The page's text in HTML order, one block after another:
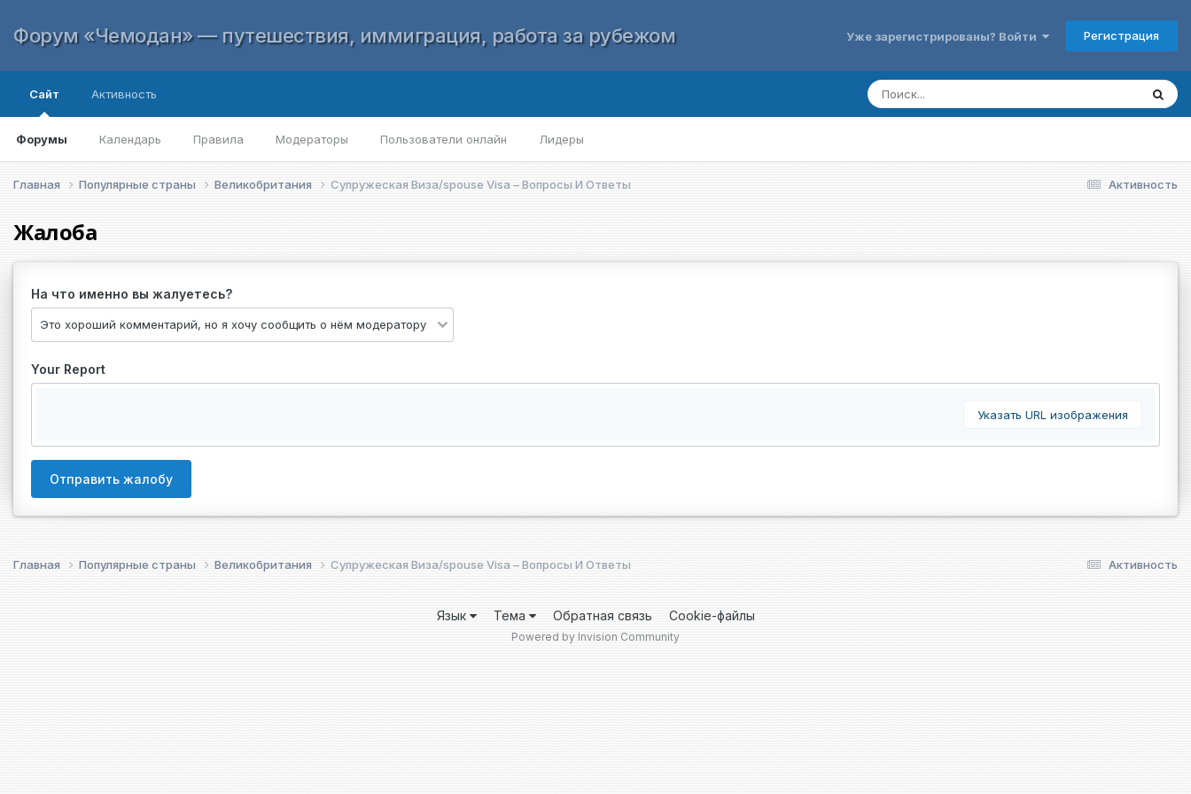
Форум «Чемодан» — путешествия, иммиграция, работа за рубежом Уже зарегистрированы? Войти Регистрация
Сайт
Форумы Календарь Правила Модераторы Пользователи онлайн Лидеры
Активность
Активность
Главная Популярные страны Великобритания Супружеская Виза/spouse Visa – Вопросы И Ответы
Жалоба
На что именно вы жалуетесь?
Your Report
Указать URL изображения
Отправить жалобу
Активность
Главная Популярные страны Великобритания Супружеская Виза/spouse Visa – Вопросы И Ответы
Язык Тема Обратная связь Cookie-файлы
Powered by Invision Community